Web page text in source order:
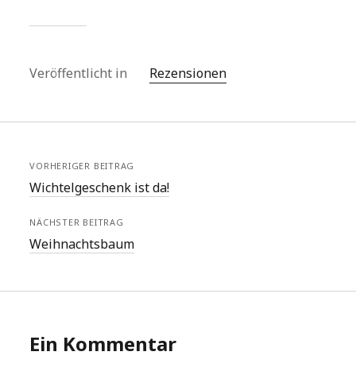
Veröffentlicht in Rezensionen
VORHERIGER BEITRAG
Wichtelgeschenk ist da!
NÄCHSTER BEITRAG
Weihnachtsbaum
Ein Kommentar